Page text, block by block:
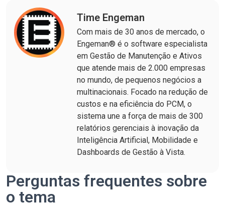
Time Engeman
Com mais de 30 anos de mercado, o
Engeman® é o software especialista
em Gestão de Manutenção e Ativos
que atende mais de 2.000 empresas
no mundo, de pequenos negócios a
multinacionais. Focado na redução de
custos e na eficiência do PCM, o
sistema une a força de mais de 300
relatórios gerenciais à inovação da
Inteligência Artificial, Mobilidade e
Dashboards de Gestão à Vista.
Perguntas frequentes sobre
o tema